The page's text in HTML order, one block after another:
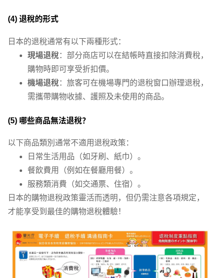
(4) 退稅的形式
日本的退稅通常有以下兩種形式：
現場退稅：部分商店可以在結帳時直接扣除消費稅，
購物時即可享受折扣價。
機場退稅：旅客可在機場專門的退稅窗口辦理退稅，
需攜帶購物收據、護照及未使用的商品。
(5) 哪些商品無法退稅？
以下商品類別通常不適用退稅政策：
日常生活用品（如牙刷、紙巾）。
餐飲費用（例如在餐廳用餐）。
服務類消費（如交通票、住宿）。
日本的購物退稅政策靈活而透明，但仍需注意各項規定，
才能享受到最佳的購物退稅體驗！